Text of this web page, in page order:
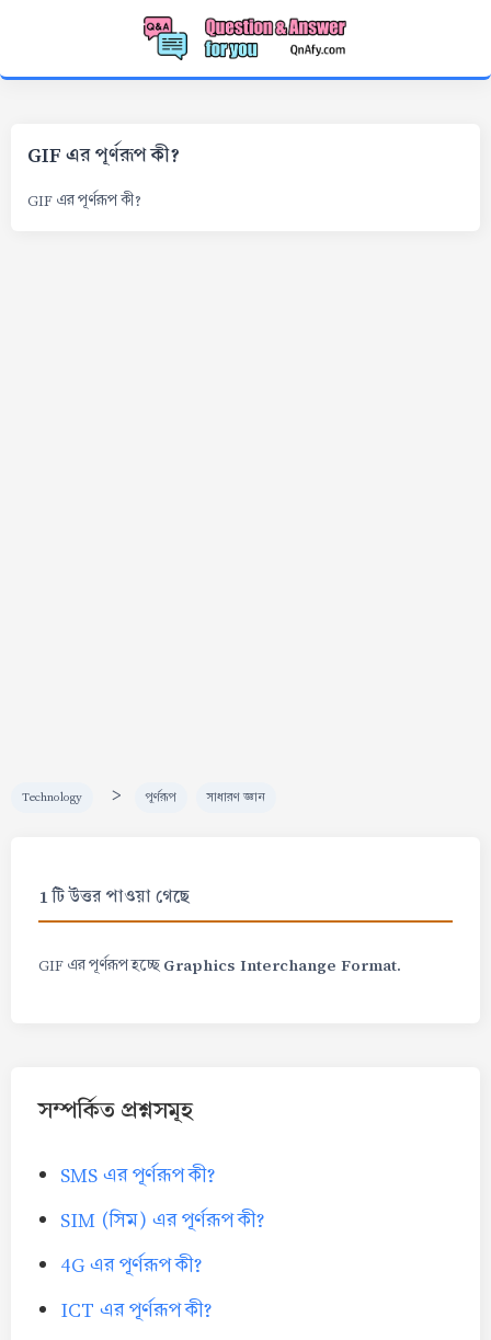
GIF এর পূর্ণরূপ কী?
GIF এর পূর্ণরূপ কী?
Technology > পূর্ণরূপ সাধারণ জ্ঞান
1 টি উত্তর পাওয়া গেছে
GIF এর পূর্ণরূপ হচ্ছে Graphics Interchange Format.
সম্পর্কিত প্রশ্নসমূহ
SMS এর পূর্ণরূপ কী?
SIM (সিম) এর পূর্ণরূপ কী?
4G এর পূর্ণরূপ কী?
ICT এর পূর্ণরূপ কী?